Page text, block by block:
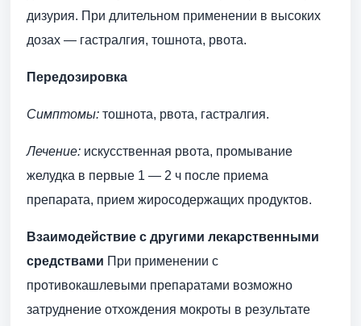
дизурия. При длительном применении в высоких
дозах — гастралгия, тошнота, рвота.
Передозировка
Симптомы: тошнота, рвота, гастралгия.
Лечение: искусственная рвота, промывание
желудка в первые 1 — 2 ч после приема
препарата, прием жиросодержащих продуктов.
Взаимодействие с другими лекарственными
средствами При применении с
противокашлевыми препаратами возможно
затруднение отхождения мокроты в результате